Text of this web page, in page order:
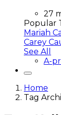
27
Popular
Mariah
Carey
See All
A-
Home
Tag